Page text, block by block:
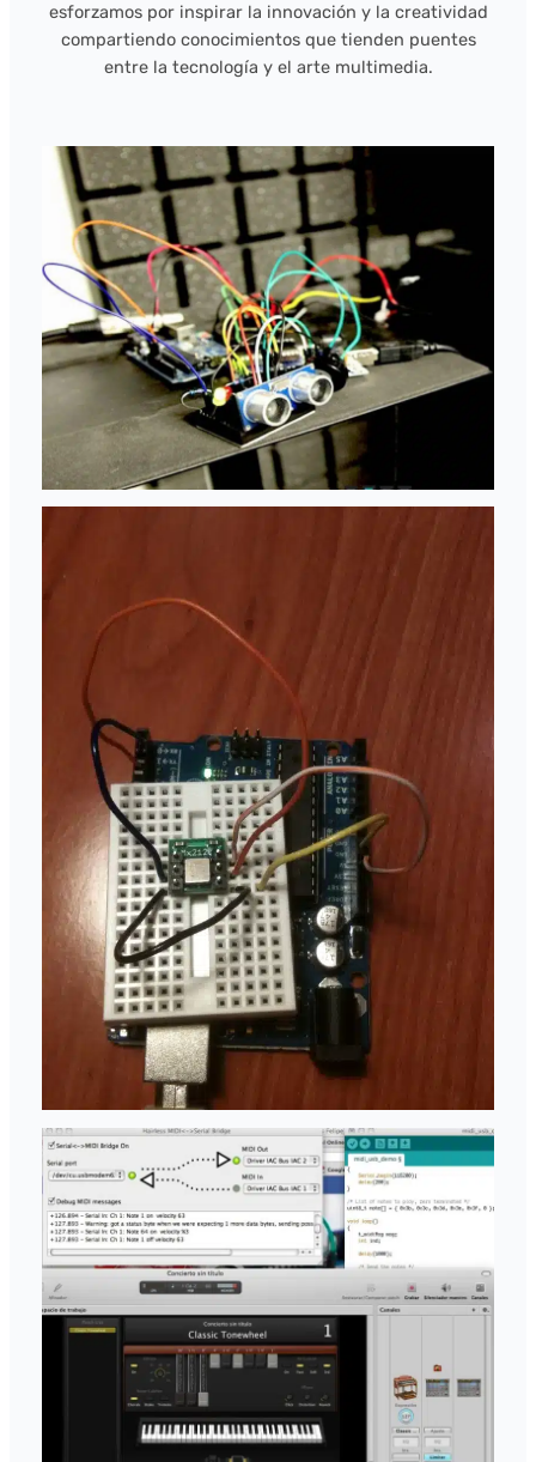
esforzamos por inspirar la innovación y la creatividad
compartiendo conocimientos que tienden puentes
entre la tecnología y el arte multimedia.